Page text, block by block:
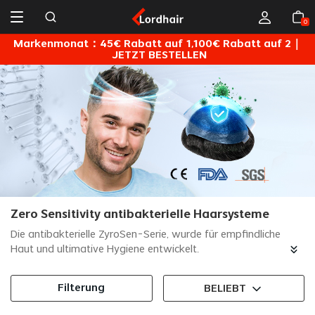
0
Markenmonat：45€ Rabatt auf 1,100€ Rabatt auf 2｜
JETZT BESTELLEN
Zero Sensitivity antibakterielle Haarsysteme
Die antibakterielle ZyroSen-Serie, wurde für empfindliche
Haut und ultimative Hygiene entwickelt.
Erhöhter Tragekomfort durch Reduzierung potenzieller
Irritationen.
Verlängerte Lebensdauer des Haarsystems durch Minimierung
Filterung BELIEBT